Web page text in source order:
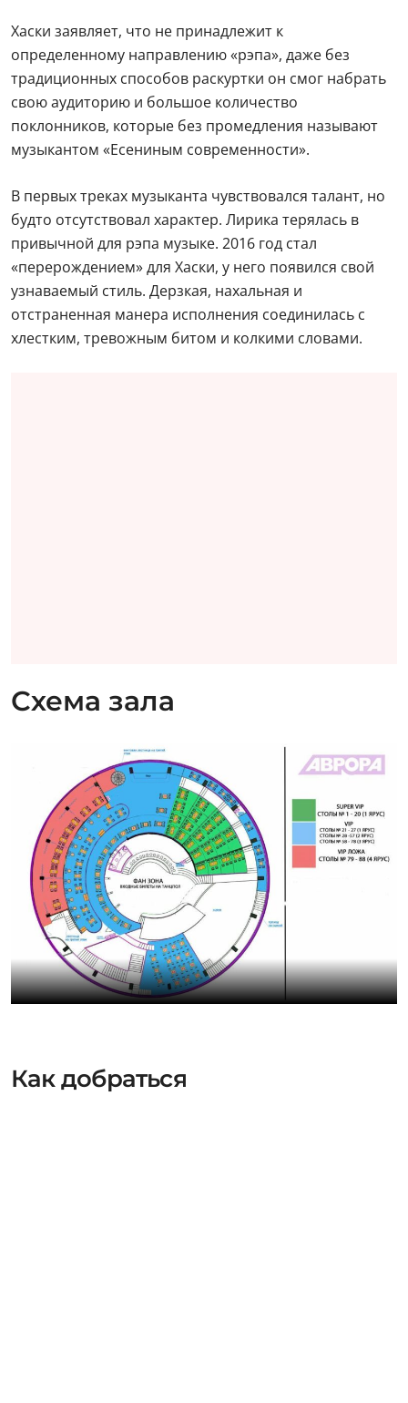
Хаски заявляет, что не принадлежит к
определенному направлению «рэпа», даже без
традиционных способов раскуртки он смог набрать
свою аудиторию и большое количество
поклонников, которые без промедления называют
музыкантом «Есениным современности».
В первых треках музыканта чувствовался талант, но
будто отсутствовал характер. Лирика терялась в
привычной для рэпа музыке. 2016 год стал
«перерождением» для Хаски, у него появился свой
узнаваемый стиль. Дерзкая, нахальная и
отстраненная манера исполнения соединилась с
хлестким, тревожным битом и колкими словами.
Схема зала
Как добраться